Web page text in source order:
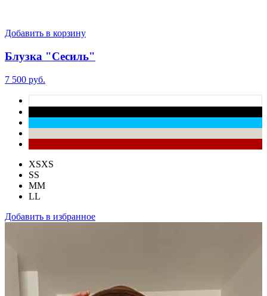
Добавить в корзину
Блузка "Сесиль"
7 500 руб.
XSXS
SS
MM
LL
Добавить в избранное